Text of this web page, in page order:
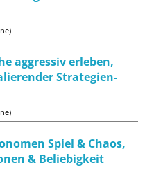
aggressiv erleben,
Strategien-
Spiel & Chaos,
& Beliebigkeit